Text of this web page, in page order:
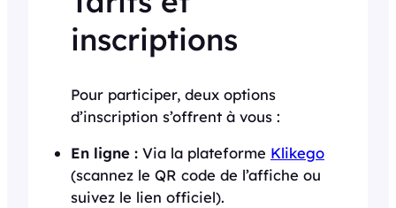
inscriptions
Pour participer, deux options
d’inscription s’offrent à vous :
En ligne : Via la plateforme Klikego
(scannez le QR code de l’affiche ou
suivez le lien officiel).